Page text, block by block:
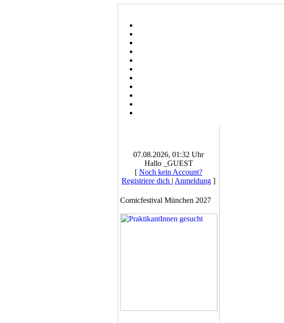
07.08.2026, 01:32 Uhr
Hallo _GUEST
[ Noch kein Account?
Registriere dich | Anmeldung ]
Comicfestival München 2027